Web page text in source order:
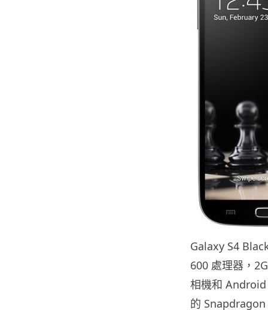
Galaxy S4
600 處理器，
相機和 Android
的 Snapdragon